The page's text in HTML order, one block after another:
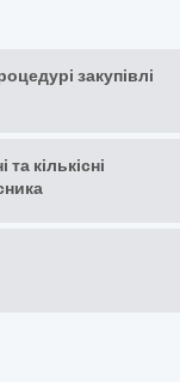
закупівлі
та кількісні